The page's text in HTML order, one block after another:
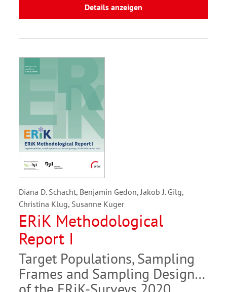
Details anzeigen
Diana D. Schacht, Benjamin Gedon, Jakob J. Gilg,
Christina Klug, Susanne Kuger
ERiK Methodological
Report I
Target Populations, Sampling
Frames and Sampling Designs